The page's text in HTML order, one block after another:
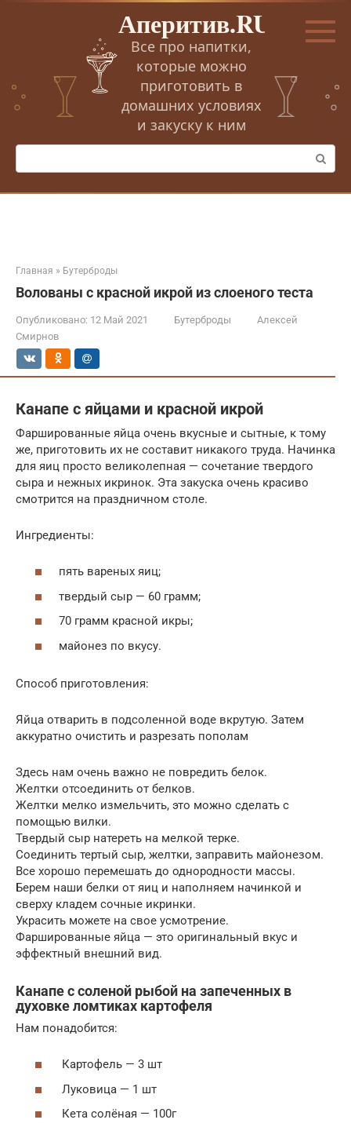
Перейти
Аперитив.RU
Все про напитки,
которые можно
приготовить в
домашних условиях
и закуску к ним
Поиск:
Главная » Бутерброды
Волованы с красной икрой из слоеного теста
Опубликовано: 12 Май 2021 Бутерброды
Алексей
Смирнов
Канапе с яйцами и красной икрой
Фаршированные яйца очень вкусные и сытные, к тому
же, приготовить их не составит никакого труда. Начинка
для яиц просто великолепная — сочетание твердого
сыра и нежных икринок. Эта закуска очень красиво
смотрится на праздничном столе.
Ингредиенты:
пять вареных яиц;
твердый сыр — 60 грамм;
70 грамм красной икры;
майонез по вкусу.
Способ приготовления:
Яйца отварить в подсоленной воде вкрутую. Затем
аккуратно очистить и разрезать пополам
Здесь нам очень важно не повредить белок.
Желтки отсоединить от белков.
Желтки мелко измельчить, это можно сделать с
помощью вилки.
Твердый сыр натереть на мелкой терке.
Соединить тертый сыр, желтки, заправить майонезом.
Все хорошо перемешать до однородности массы.
Берем наши белки от яиц и наполняем начинкой и
сверху кладем сочные икринки.
Украсить можете на свое усмотрение.
Фаршированные яйца — это оригинальный вкус и
эффектный внешний вид.
Канапе с соленой рыбой на запеченных в
духовке ломтиках картофеля
Нам понадобится:
Картофель — 3 шт
Луковица — 1 шт
Кета солёная — 100г